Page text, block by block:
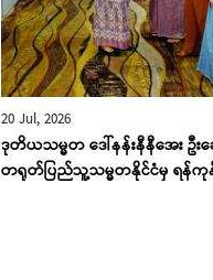
20 Jul, 2026
ဒုတိယသမ္မတ ဒေါ်နန်းနီနီအေး
တရုတ်ပြည်သူ့သမ္မတနိုင်ငံမှ ရန်ကု